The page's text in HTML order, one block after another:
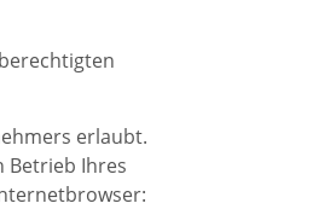
erlaubt.
Betrieb Ihres